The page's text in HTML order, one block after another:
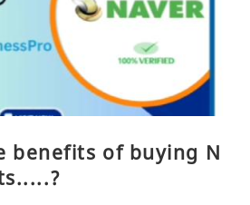
benefits of buying N